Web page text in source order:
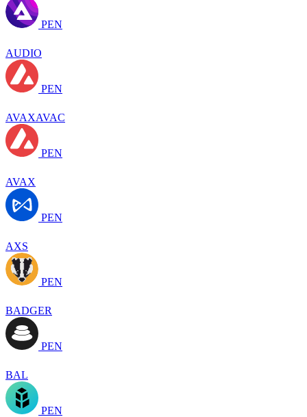
PEN
AUDIO
PEN
AVAXAVAC
PEN
AVAX
PEN
AXS
PEN
BADGER
PEN
BAL
PEN